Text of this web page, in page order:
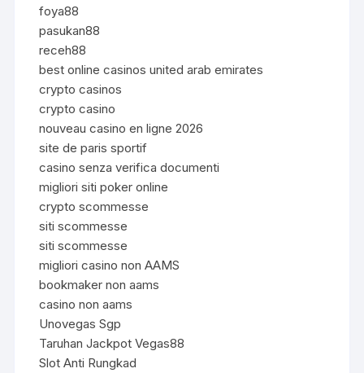
foya88
pasukan88
receh88
best online casinos united arab emirates
crypto casinos
crypto casino
nouveau casino en ligne 2026
site de paris sportif
casino senza verifica documenti
migliori siti poker online
crypto scommesse
siti scommesse
siti scommesse
migliori casino non AAMS
bookmaker non aams
casino non aams
Unovegas Sgp
Taruhan Jackpot Vegas88
Slot Anti Rungkad